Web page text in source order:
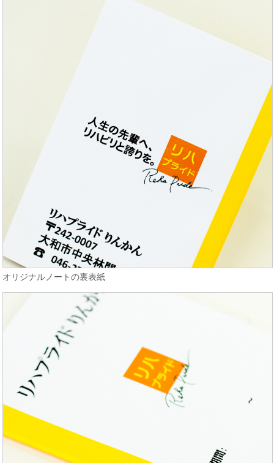
オリジナルノートの裏表紙